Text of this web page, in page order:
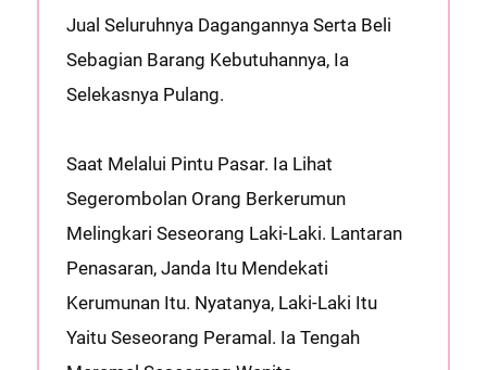
Jual Seluruhnya Dagangannya Serta Beli
Sebagian Barang Kebutuhannya, Ia
Selekasnya Pulang.
Saat Melalui Pintu Pasar. Ia Lihat
Segerombolan Orang Berkerumun
Melingkari Seseorang Laki-Laki. Lantaran
Penasaran, Janda Itu Mendekati
Kerumunan Itu. Nyatanya, Laki-Laki Itu
Yaitu Seseorang Peramal. Ia Tengah